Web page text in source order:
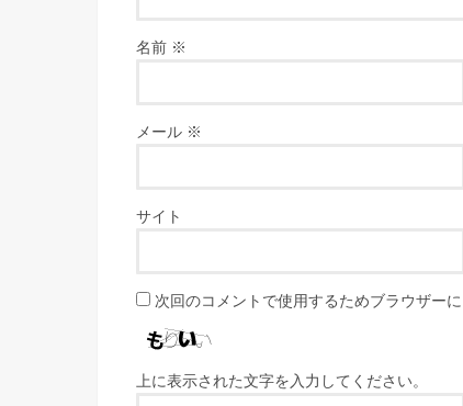
名前 ※
メール ※
サイト
次回のコメントで使用するためブラウザー
上に表示された文字を入力してください。